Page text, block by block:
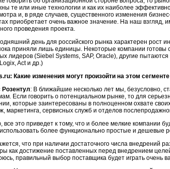
те или иные технологии и как их наиболее
и, в ряде случаев, существенного изменения
приобретает очень важное значение. На наш взгляд,
проведения проекта.
день для российского рынка характерен рост
приняли лишь единицы. Некоторые компании
лидеров (Siebel Systems, SAP, Oracle), другие
Act и др.)
Какие изменения могут произойти на этом
Розентул: В ближайшие несколько лет мы, безусловно,
Если говорить о потенциальном рынке, то для
которые заинтересованы в полноценном охвате
маркетинга, сервисных служб и отделов
все это приведет к тому, что и более мелкие компании
более функционально простые и дешевые
что при наличии достаточного числа внедрений
как достижение поставленных перед внедрением
правильный выбор поставщика будет играть очень